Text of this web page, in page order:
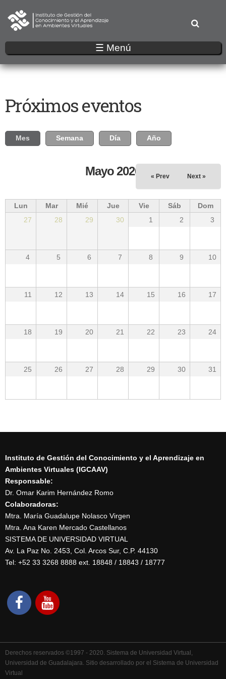
al
contenido
principal
☰ Menú
Próximos eventos
Solapas principales
Mes (solapa activa)
Semana Día Año
Mayo 2026 « Prev Next »
Lun Mar Mié Jue Vie Sáb
Dom
27
28 29 30 1 2 3
4 5 6 7 8 9 10
11 12 13 14 15 16 17
18 19 20 21 22 23 24
25 26 27 28 29 30 31
Instituto de Gestión del Conocimiento y el Aprendizaje en
Ambientes Virtuales (IGCAAV)
Responsable:
Dr. Omar Karim Hernández Romo
Colaboradoras:
Mtra. María Guadalupe Nolasco Virgen
Mtra. Ana Karen Mercado Castellanos
SISTEMA DE UNIVERSIDAD VIRTUAL
Av. La Paz No. 2453, Col. Arcos Sur, C.P. 44130
Tel: +52 33 3268 8888‏ ext. 18848 / 18843 / 18777
Derechos reservados ©1997 - 2020. Sistema de Universidad Virtual,
Universidad de Guadalajara. Sitio desarrollado por el Sistema de Universidad
Virtual